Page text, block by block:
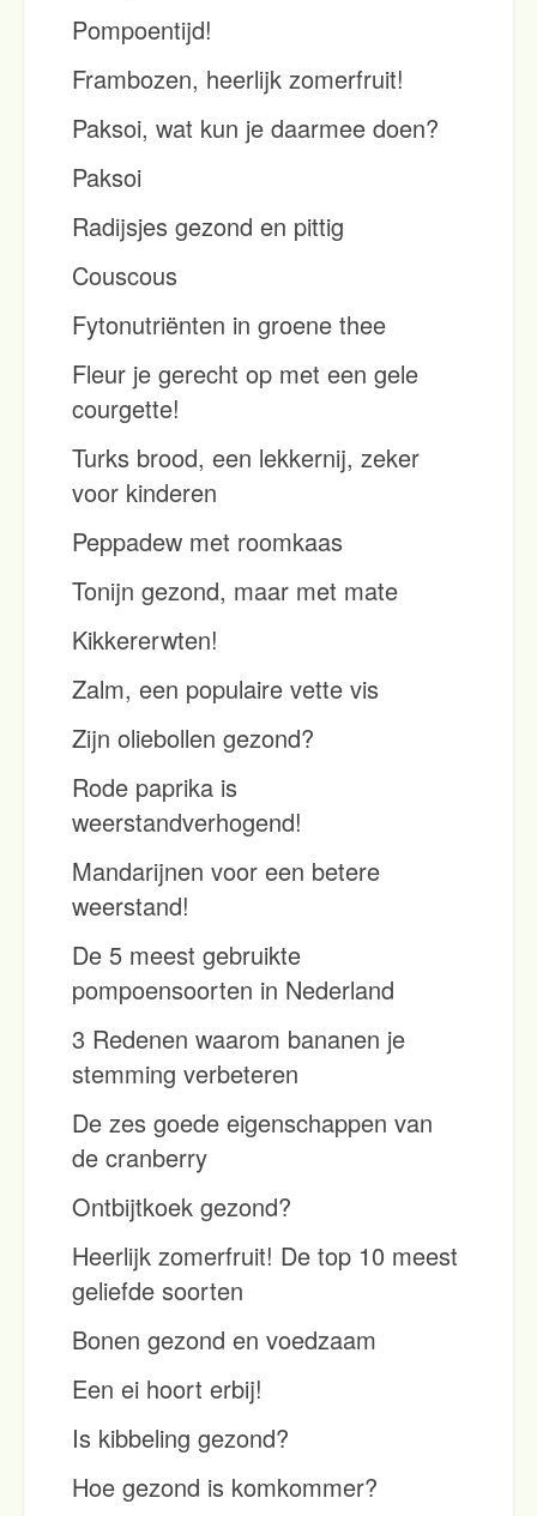
Pompoentijd!
Frambozen, heerlijk zomerfruit!
Paksoi, wat kun je daarmee doen?
Paksoi
Radijsjes gezond en pittig
Couscous
Fytonutriënten in groene thee
Fleur je gerecht op met een gele
courgette!
Turks brood, een lekkernij, zeker
voor kinderen
Peppadew met roomkaas
Tonijn gezond, maar met mate
Kikkererwten!
Zalm, een populaire vette vis
Zijn oliebollen gezond?
Rode paprika is
weerstandverhogend!
Mandarijnen voor een betere
weerstand!
De 5 meest gebruikte
pompoensoorten in Nederland
3 Redenen waarom bananen je
stemming verbeteren
De zes goede eigenschappen van
de cranberry
Ontbijtkoek gezond?
Heerlijk zomerfruit! De top 10 meest
geliefde soorten
Bonen gezond en voedzaam
Een ei hoort erbij!
Is kibbeling gezond?
Hoe gezond is komkommer?